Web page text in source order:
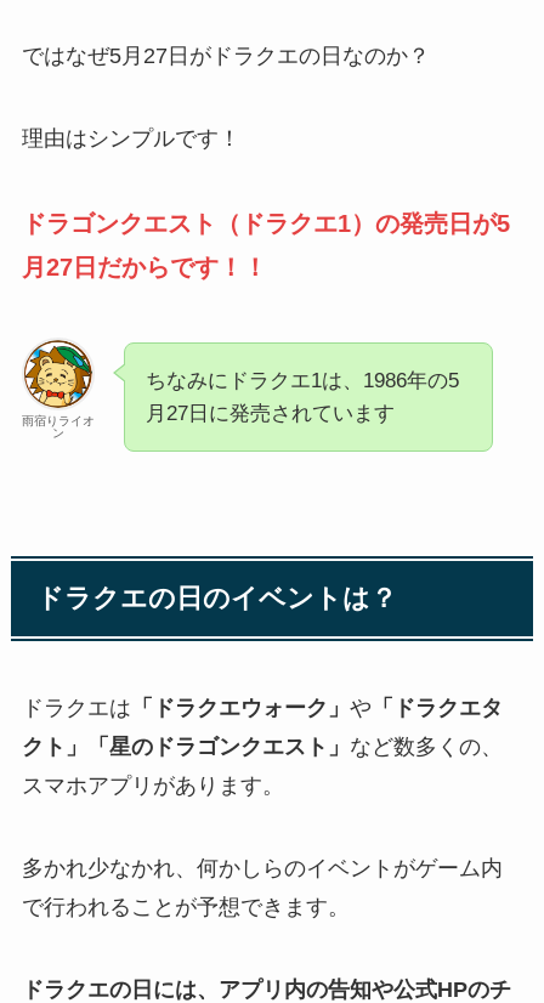
ではなぜ5月27日がドラクエの日なのか？
理由はシンプルです！
ドラゴンクエスト（ドラクエ1）の発売日が5
月27日だからです！！
雨宿りライオ
ン
ちなみにドラクエ1は、1986年の5
月27日に発売されています
ドラクエの日のイベントは？
ドラクエは 「ドラクエウォーク」 や 「ドラクエタ
クト」「星のドラゴンクエスト」 など数多くの、
スマホアプリがあります。
多かれ少なかれ、何かしらのイベントがゲーム内
で行われることが予想できます。
ドラクエの日には、アプリ内の告知や公式HPのチ